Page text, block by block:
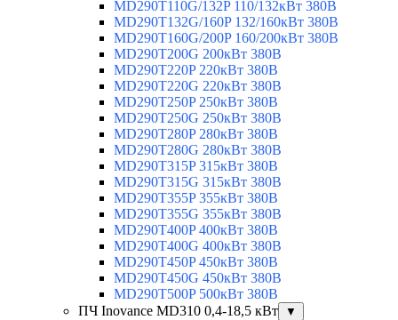
MD290T110G/132P 110/132кВт 380В
MD290T132G/160P 132/160кВт 380В
MD290T160G/200P 160/200кВт 380В
MD290T200G 200кВт 380В
MD290T220P 220кВт 380В
MD290T220G 220кВт 380В
MD290T250P 250кВт 380В
MD290T250G 250кВт 380В
MD290T280P 280кВт 380В
MD290T280G 280кВт 380В
MD290T315P 315кВт 380В
MD290T315G 315кВт 380В
MD290T355P 355кВт 380В
MD290T355G 355кВт 380В
MD290T400P 400кВт 380В
MD290T400G 400кВт 380В
MD290T450P 450кВт 380В
MD290T450G 450кВт 380В
MD290T500P 500кВт 380В
ПЧ Inovance MD310 0,4-18,5 кВт
▼